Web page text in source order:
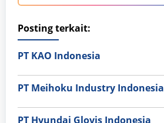
Posting terkait:
PT KAO Indonesia
PT Meihoku Industry Indonesia
PT Hyundai Glovis Indonesia